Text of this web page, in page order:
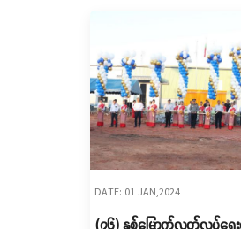
DATE: 01 JAN,2024
(၇၆) နှစ်မြောက်လွတ်လပ်ရ